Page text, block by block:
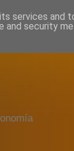
services and
and security